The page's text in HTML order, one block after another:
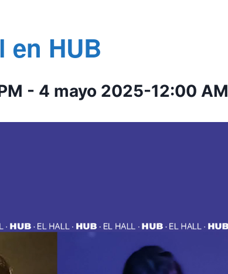
en HUB
- 4 mayo 2025-12:00 AM